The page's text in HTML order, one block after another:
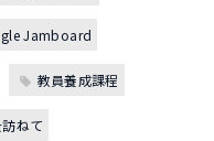
Jamboard
教員養成課程
ねて